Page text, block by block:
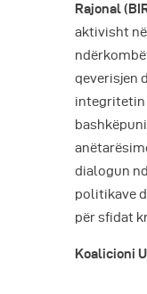
Rreth
Rajonal
aktivisht
qeverisjen
integritetin
dialogun
politikave
për sfidat
Koalicioni